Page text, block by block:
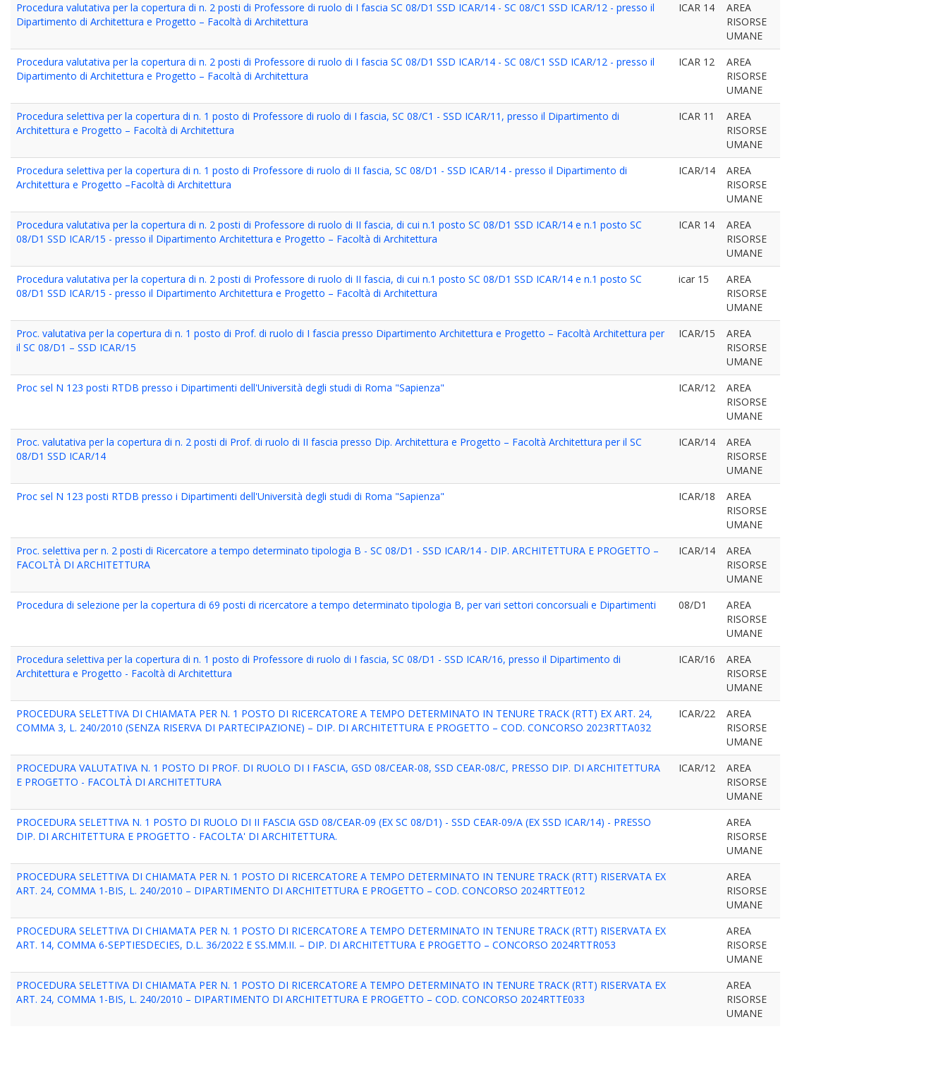
Procedura valutativa per la copertura di n. 2 posti di Professore di ruolo di I fascia SC 08/D1 SSD ICAR/14 - SC 08/C1 SSD ICAR/12 - presso il
Dipartimento di Architettura e Progetto – Facoltà di Architettura
ICAR 14
AREA
RISORSE
UMANE
Procedura valutativa per la copertura di n. 2 posti di Professore di ruolo di I fascia SC 08/D1 SSD ICAR/14 - SC 08/C1 SSD ICAR/12 - presso il
Dipartimento di Architettura e Progetto – Facoltà di Architettura
ICAR 12
AREA
RISORSE
UMANE
Procedura selettiva per la copertura di n. 1 posto di Professore di ruolo di I fascia, SC 08/C1 - SSD ICAR/11, presso il Dipartimento di
Architettura e Progetto – Facoltà di Architettura
ICAR 11
AREA
RISORSE
UMANE
Procedura selettiva per la copertura di n. 1 posto di Professore di ruolo di II fascia, SC 08/D1 - SSD ICAR/14 - presso il Dipartimento di
Architettura e Progetto –Facoltà di Architettura
ICAR/14
AREA
RISORSE
UMANE
Procedura valutativa per la copertura di n. 2 posti di Professore di ruolo di II fascia, di cui n.1 posto SC 08/D1 SSD ICAR/14 e n.1 posto SC
08/D1 SSD ICAR/15 - presso il Dipartimento Architettura e Progetto – Facoltà di Architettura
ICAR 14
AREA
RISORSE
UMANE
Procedura valutativa per la copertura di n. 2 posti di Professore di ruolo di II fascia, di cui n.1 posto SC 08/D1 SSD ICAR/14 e n.1 posto SC
08/D1 SSD ICAR/15 - presso il Dipartimento Architettura e Progetto – Facoltà di Architettura
icar 15
AREA
RISORSE
UMANE
Proc. valutativa per la copertura di n. 1 posto di Prof. di ruolo di I fascia presso Dipartimento Architettura e Progetto – Facoltà Architettura per
il SC 08/D1 – SSD ICAR/15
ICAR/15
AREA
RISORSE
UMANE
Proc sel N 123 posti RTDB presso i Dipartimenti dell'Università degli studi di Roma "Sapienza"
ICAR/12
AREA
RISORSE
UMANE
Proc. valutativa per la copertura di n. 2 posti di Prof. di ruolo di II fascia presso Dip. Architettura e Progetto – Facoltà Architettura per il SC
08/D1 SSD ICAR/14
ICAR/14
AREA
RISORSE
UMANE
Proc sel N 123 posti RTDB presso i Dipartimenti dell'Università degli studi di Roma "Sapienza"
ICAR/18
AREA
RISORSE
UMANE
Proc. selettiva per n. 2 posti di Ricercatore a tempo determinato tipologia B - SC 08/D1 - SSD ICAR/14 - DIP. ARCHITETTURA E PROGETTO –
FACOLTÀ DI ARCHITETTURA
ICAR/14
AREA
RISORSE
UMANE
Procedura di selezione per la copertura di 69 posti di ricercatore a tempo determinato tipologia B, per vari settori concorsuali e Dipartimenti
08/D1
AREA
RISORSE
UMANE
Procedura selettiva per la copertura di n. 1 posto di Professore di ruolo di I fascia, SC 08/D1 - SSD ICAR/16, presso il Dipartimento di
Architettura e Progetto - Facoltà di Architettura
ICAR/16
AREA
RISORSE
UMANE
PROCEDURA SELETTIVA DI CHIAMATA PER N. 1 POSTO DI RICERCATORE A TEMPO DETERMINATO IN TENURE TRACK (RTT) EX ART. 24,
COMMA 3, L. 240/2010 (SENZA RISERVA DI PARTECIPAZIONE) – DIP. DI ARCHITETTURA E PROGETTO – COD. CONCORSO 2023RTTA032
ICAR/22
AREA
RISORSE
UMANE
PROCEDURA VALUTATIVA N. 1 POSTO DI PROF. DI RUOLO DI I FASCIA, GSD 08/CEAR-08, SSD CEAR-08/C, PRESSO DIP. DI ARCHITETTURA
E PROGETTO - FACOLTÀ DI ARCHITETTURA
ICAR/12
AREA
RISORSE
UMANE
PROCEDURA SELETTIVA N. 1 POSTO DI RUOLO DI II FASCIA GSD 08/CEAR-09 (EX SC 08/D1) - SSD CEAR-09/A (EX SSD ICAR/14) - PRESSO
DIP. DI ARCHITETTURA E PROGETTO - FACOLTA' DI ARCHITETTURA.
AREA
RISORSE
UMANE
PROCEDURA SELETTIVA DI CHIAMATA PER N. 1 POSTO DI RICERCATORE A TEMPO DETERMINATO IN TENURE TRACK (RTT) RISERVATA EX
ART. 24, COMMA 1-BIS, L. 240/2010 – DIPARTIMENTO DI ARCHITETTURA E PROGETTO – COD. CONCORSO 2024RTTE012
AREA
RISORSE
UMANE
PROCEDURA SELETTIVA DI CHIAMATA PER N. 1 POSTO DI RICERCATORE A TEMPO DETERMINATO IN TENURE TRACK (RTT) RISERVATA EX
ART. 14, COMMA 6-SEPTIESDECIES, D.L. 36/2022 E SS.MM.II. – DIP. DI ARCHITETTURA E PROGETTO – CONCORSO 2024RTTR053
AREA
RISORSE
UMANE
PROCEDURA SELETTIVA DI CHIAMATA PER N. 1 POSTO DI RICERCATORE A TEMPO DETERMINATO IN TENURE TRACK (RTT) RISERVATA EX
ART. 24, COMMA 1-BIS, L. 240/2010 – DIPARTIMENTO DI ARCHITETTURA E PROGETTO – COD. CONCORSO 2024RTTE033
AREA
RISORSE
UMANE